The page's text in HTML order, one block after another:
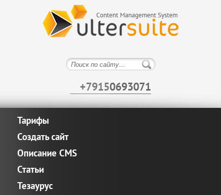
Тарифы
Создать сайт
Описание CMS
Статьи
Тезаурус
+79150693071